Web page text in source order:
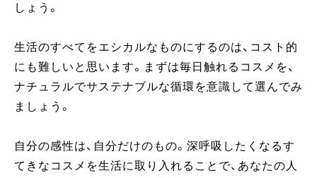
しょう。
生活のすべてをエシカルなものにするのは、コスト的
にも難しいと思います。まずは毎日触れるコスメを、
ナチュラルでサステナブルな循環を意識して選んでみ
ましょう。
自分の感性は、自分だけのもの。深呼吸したくなるす
てきなコスメを生活に取り入れることで、あなたの人